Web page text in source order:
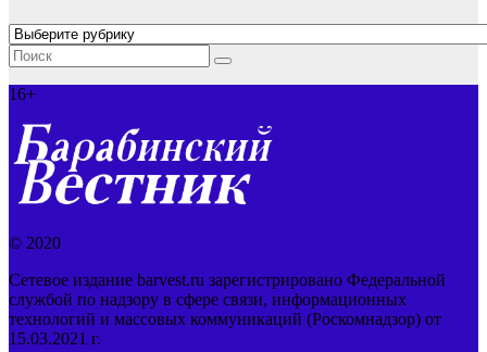
Рубрики
16+
© 2020
Сетевое издание barvest.ru зарегистрировано Федеральной
службой по надзору в сфере связи, информационных
технологий и массовых коммуникаций (Роскомнадзор) от
15.03.2021 г.